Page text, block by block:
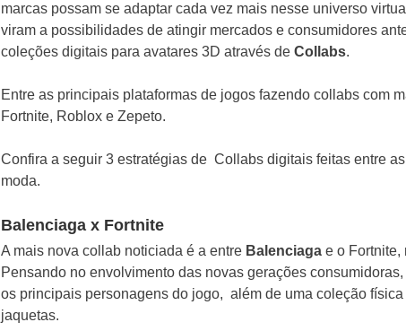
marcas possam se adaptar cada vez mais nesse universo
viram a possibilidades de atingir mercados e consumidores
coleções digitais para avatares 3D através de Collabs.
Entre as principais plataformas de jogos fazendo collabs com
Fortnite, Roblox e Zepeto.
Confira a seguir 3 estratégias de  Collabs digitais feitas entre
moda.
Balenciaga x Fortnite
A mais nova collab noticiada é a entre Balenciaga e o Fortnite,
Pensando no envolvimento das novas gerações
os principais personagens do jogo,  além de uma coleção
jaquetas.